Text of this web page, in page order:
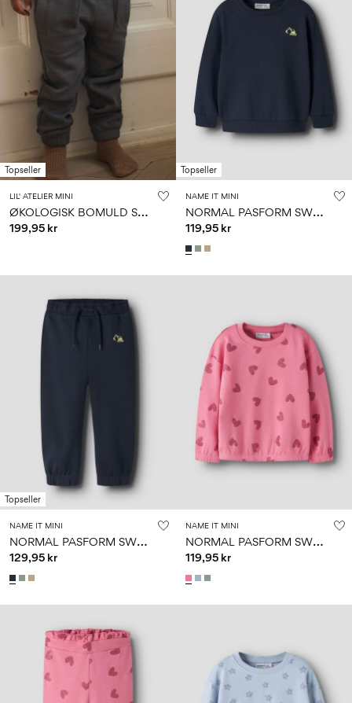
Topseller
LIL' ATELIER MINI
Ø
KOLOGISK BOMULD SWEATBUKSER
199,95 kr
Topseller
NAME IT MINI
N
ORMAL PASFORM SWEATSHIRT
119,95 kr
Topseller
NAME IT MINI
N
ORMAL PASFORM SWEATBUKSER
129,95 kr
NAME IT MINI
N
ORMAL PASFORM SWEATSHIRT
119,95 kr